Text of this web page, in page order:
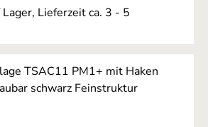
Lieferzeit ca. 3 - 5